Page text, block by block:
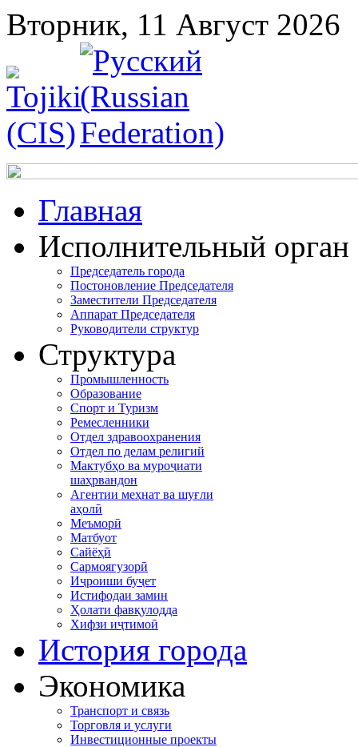
Вторник, 11 Август 2026
Главная
Исполнительный орган
Председатель города
Постоновление Председателя
Заместители Председателя
Аппарат Председателя
Руководители структур
Структура
Промышленность
Образование
Спорт и Туризм
Ремесленники
Отдел здравоохранения
Отдел по делам религий
Мактубҳо ва муроҷиати
шаҳрвандон
Агентии меҳнат ва шуғли
аҳолӣ
Меъморӣ
Матбуот
Сайёҳӣ
Сармоягузорӣ
Иҷроиши буҷет
Истифодаи замин
Ҳолати фавқулодда
Хифзи иҷтимоӣ
История города
Экономика
Транспорт и связь
Торговля и услуги
Инвестиционные проекты